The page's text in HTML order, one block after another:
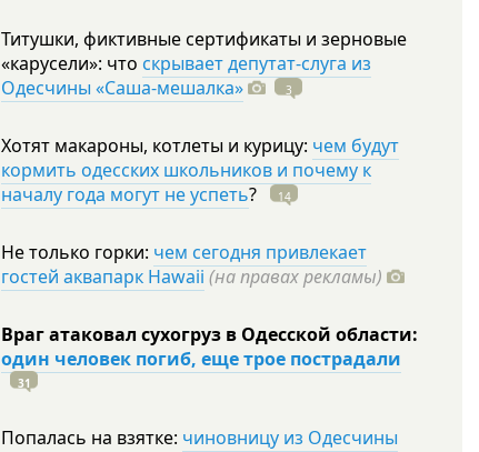
Титушки, фиктивные сертификаты и зерновые
«карусели»: что скрывает депутат-слуга из
Одесчины «Саша-мешалка»
3
Хотят макароны, котлеты и курицу: чем будут
кормить одесских школьников и почему к
началу года могут не успеть? 14
Не только горки: чем сегодня привлекает
гостей аквапарк Hawaii (на правах рекламы)
Враг атаковал сухогруз в Одесской области:
один человек погиб, еще трое пострадали
31
Попалась на взятке: чиновницу из Одесчины